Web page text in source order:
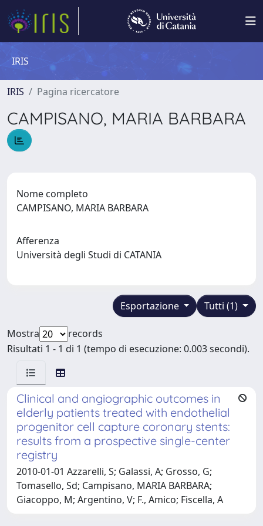
IRIS
IRIS Pagina ricercatore
CAMPISANO, MARIA BARBARA
Nome completo
CAMPISANO, MARIA BARBARA
Afferenza
Università degli Studi di CATANIA
Tutti (1)
Esportazione
Mostra
records
Risultati 1 - 1 di 1 (tempo di esecuzione: 0.003 secondi).
Clinical and angiographic outcomes in
elderly patients treated with endothelial
progenitor cell capture coronary stents:
results from a prospective single-center
registry
2010-01-01 Azzarelli, S; Galassi, A; Grosso, G;
Tomasello, Sd; Campisano, MARIA BARBARA;
Giacoppo, M; Argentino, V; F., Amico; Fiscella, A